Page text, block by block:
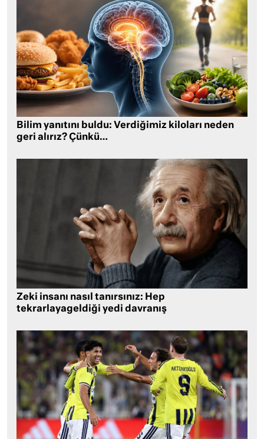
Bilim yanıtını buldu: Verdiğimiz kiloları neden
geri alırız? Çünkü…
Zeki insanı nasıl tanırsınız: Hep
tekrarlayageldiği yedi davranış